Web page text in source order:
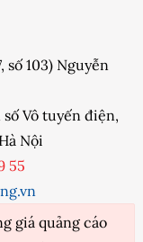
số 103) Nguyễn
Vô tuyến điện,
Nội
55
giá quảng cáo